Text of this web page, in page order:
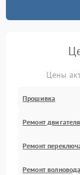
Цены
Прошивка
Ремонт
Ремонт
Ремонт волновода